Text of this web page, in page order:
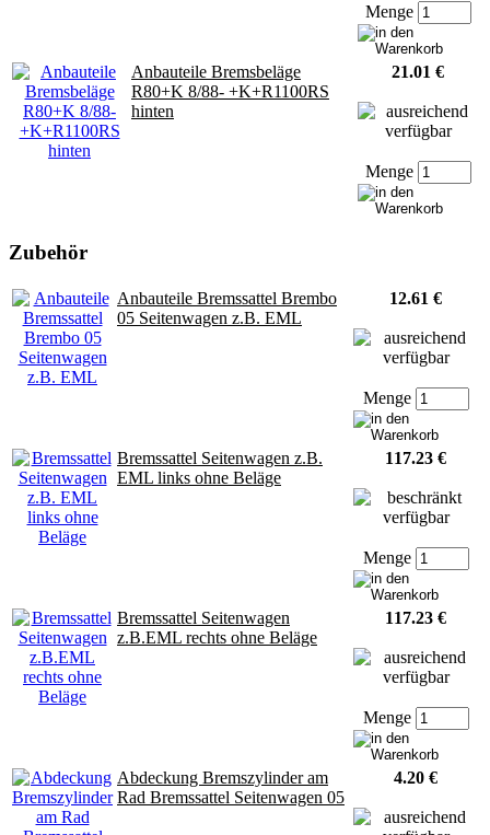
Menge
Anbauteile Bremsbeläge
R80+K 8/88- +K+R1100RS
hinten
21.01 €
Menge
Zubehör
Anbauteile Bremssattel Brembo
05 Seitenwagen z.B. EML
12.61 €
Menge
Bremssattel Seitenwagen z.B.
EML links ohne Beläge
117.23 €
Menge
Bremssattel Seitenwagen
z.B.EML rechts ohne Beläge
117.23 €
Menge
Abdeckung Bremszylinder am
Rad Bremssattel Seitenwagen 05
4.20 €